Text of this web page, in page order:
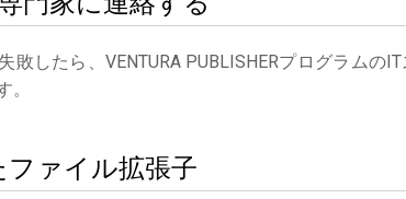
敗したら、VENTURA PUBLISHERプログラムの
。
ファイル拡張子